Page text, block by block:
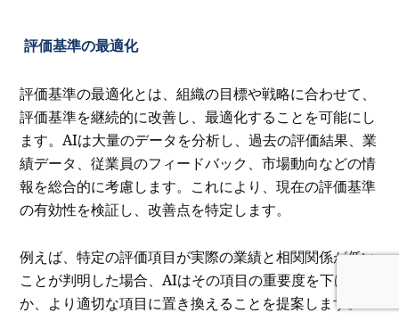
評価基準の最適化
評価基準の最適化とは、組織の目標や戦略に合わせて、
評価基準を継続的に改善し、最適化することを可能にし
ます。AIは大量のデータを分析し、過去の評価結果、業
績データ、従業員のフィードバック、市場動向などの情
報を総合的に考慮します。これにより、現在の評価基準
の有効性を検証し、改善点を特定します。
例えば、特定の評価項目が実際の業績と相関関係が低い
ことが判明した場合、AIはその項目の重要度を下げる
か、より適切な項目に置き換えることを提案します。